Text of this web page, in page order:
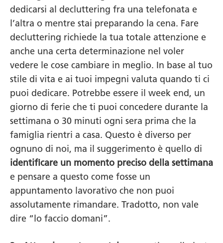
dedicarsi al decluttering fra una telefonata e
l’altra o mentre stai preparando la cena. Fare
decluttering richiede la tua totale attenzione e
anche una certa determinazione nel voler
vedere le cose cambiare in meglio. In base al tuo
stile di vita e ai tuoi impegni valuta quando ti ci
puoi dedicare. Potrebbe essere il week end, un
giorno di ferie che ti puoi concedere durante la
settimana o 30 minuti ogni sera prima che la
famiglia rientri a casa. Questo è diverso per
ognuno di noi, ma il suggerimento è quello di
identificare un momento preciso della settimana
e pensare a questo come fosse un
appuntamento lavorativo che non puoi
assolutamente rimandare. Tradotto, non vale
dire “lo faccio domani”.